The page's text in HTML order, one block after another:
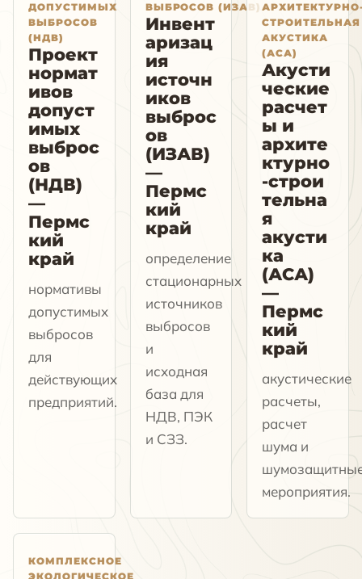
ДОПУСТИМЫХ
ВЫБРОСОВ
(НДВ)
Проект
нормат
ивов
допуст
имых
выброс
ов
(НДВ)
—
Пермс
кий
край
нормативы
допустимых
выбросов
для
действующих
предприятий.
ВЫБРОСОВ (ИЗАВ)
Инвент
аризац
ия
источн
иков
выброс
ов
(ИЗАВ)
—
Пермс
кий
край
определение
стационарных
источников
выбросов
и
исходная
база для
НДВ, ПЭК
и СЗЗ.
СТРОИТЕЛЬНАЯ
АКУСТИКА
(АСА)
Акусти
ческие
расчет
ы и
архите
ктурно
-строи
тельна
я
акусти
ка
(АСА)
—
Пермс
кий
край
акустические
расчеты,
расчет
шума и
мероприятия.
КОМПЛЕКСНОЕ
ЭКОЛОГИЧЕСКОЕ